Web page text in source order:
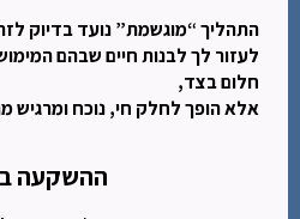
התהליך “מוגשמת” נועד בדיוק
לעזור לך לבנות חיים שבהם
חלום בצד,
אלא הופך לחלק חי,נוכח ומרגיש
ההשקעה